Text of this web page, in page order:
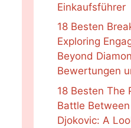
Einkaufsführer
18 Besten
Exploring
Beyond
Bewertungen
18 Besten The
Battle
Djokovic: A